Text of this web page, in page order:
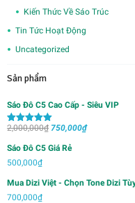
Kiến Thức Về Sáo Trúc
Tin Tức Hoạt Động
Uncategorized
Sản phẩm
Sáo Đô C5 Cao Cấp - Siêu VIP
Được xếp
sao
2,000,000₫ Giá
750,000₫Giá
750,000₫.
Sáo Đô C5 Giá Rẻ
500,000₫
Mua Dizi Việt - Chọn Tone Dizi
700,000₫